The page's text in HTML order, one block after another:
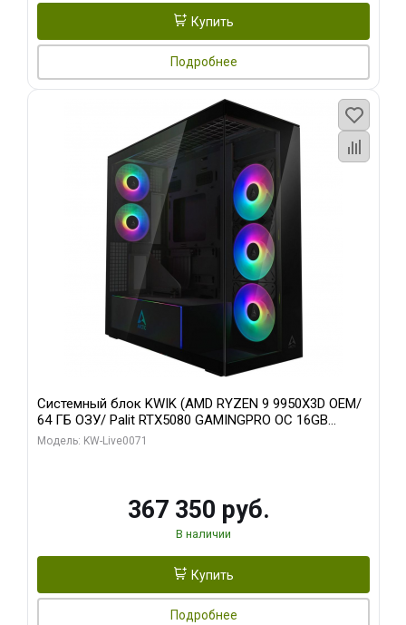
Купить
Подробнее
Системный блок KWIK (AMD RYZEN 9 9950X3D OEM/
64 ГБ ОЗУ/ Palit RTX5080 GAMINGPRO OC 16GB
GDDR7 256bit 3xDP HD/ 960 ГБ SSD)
Модель: KW-Live0071
367 350 руб.
В наличии
Купить
Подробнее